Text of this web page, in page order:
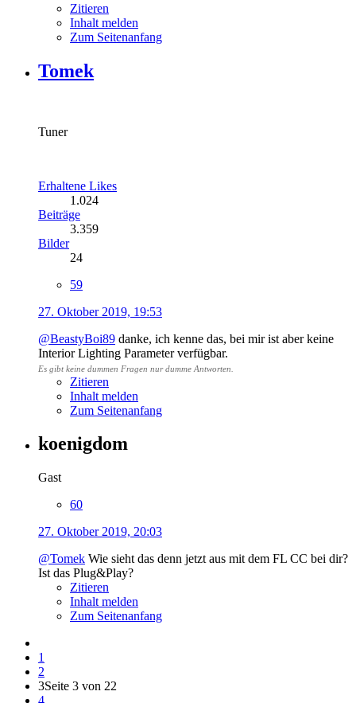
Zitieren
Inhalt melden
Zum Seitenanfang
Tomek
Tuner
Erhaltene Likes
1.024
Beiträge
3.359
Bilder
24
59
27. Oktober 2019, 19:53
@BeastyBoi89 danke, ich kenne das, bei mir ist aber keine
Interior Lighting Parameter verfügbar.
Es gibt keine dummen Fragen nur dumme Antworten
Zitieren
Inhalt melden
Zum Seitenanfang
koenigdom
Gast
60
27. Oktober 2019, 20:03
@Tomek Wie sieht das denn jetzt aus mit dem FL CC bei dir?
Ist das Plug&Play?
Zitieren
Inhalt melden
Zum Seitenanfang
1
2
3Seite 3 von 22